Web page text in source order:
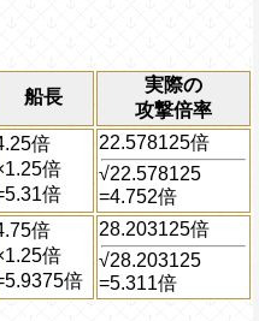
船長
実際の
攻撃倍率
倍
倍
倍
22.578125倍
√22.578125
=4.752倍
倍
倍
倍
28.203125倍
√28.203125
=5.311倍